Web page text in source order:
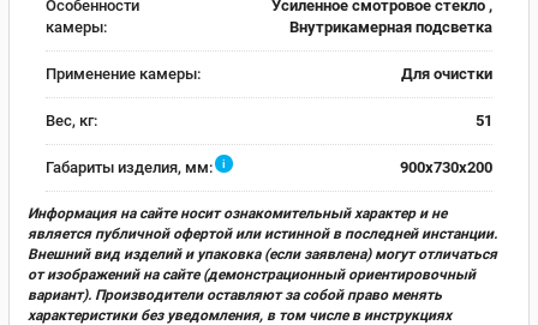
Особенности
камеры:
Усиленное смотровое стекло ,
Внутрикамерная подсветка
Применение камеры: Для очистки
Вес, кг: 51
Габариты изделия, мм: i 900х730х200
Информация на сайте носит ознакомительный характер и не
является публичной офертой или истинной в последней инстанции.
Внешний вид изделий и упаковка (если заявлена) могут отличаться
от изображений на сайте (демонстрационный ориентировочный
вариант). Производители оставляют за собой право менять
характеристики без уведомления, в том числе в инструкциях